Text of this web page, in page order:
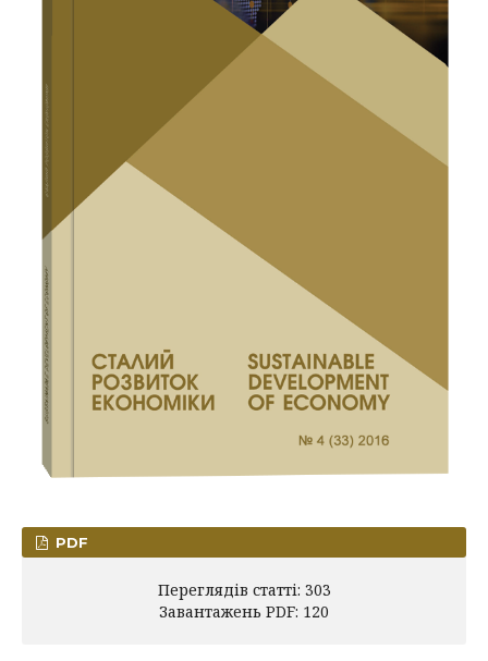
PDF
Переглядів статті: 303
Завантажень PDF: 120